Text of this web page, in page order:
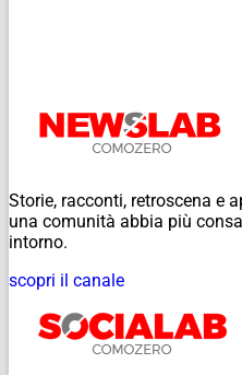
Storie, racconti, retroscena e
una comunità abbia più
intorno.
scopri il canale